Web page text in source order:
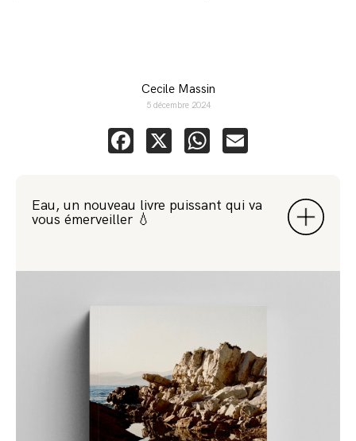
Cecile Massin
5 décembre 2024
Facebook
X WhatsApp
Eau, un nouveau livre puissant qui va
vous émerveiller 💧